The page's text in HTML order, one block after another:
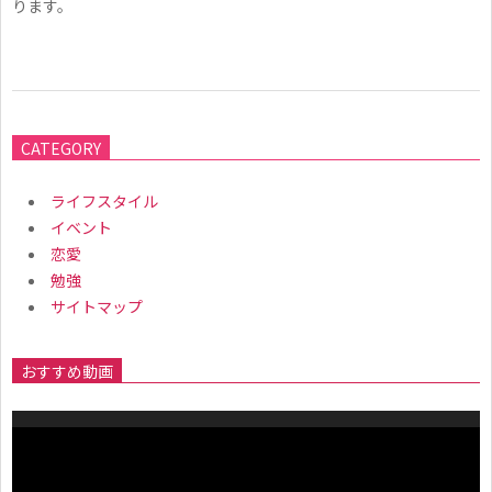
ります。
07-
29CATEGORY
ライフスタイル
イベント
恋愛
勉強
サイトマップ
おすすめ動画
動